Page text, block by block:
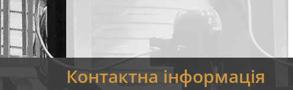
Контактна інформація